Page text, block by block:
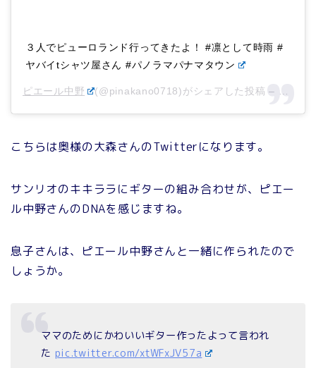
３人でピューロランド行ってきたよ！ #凛として時雨 #
ヤバイtシャツ屋さん #パノラマパナマタウン
ピエール中野 (@pinakano0718)がシェアした投稿 –
こちらは奥様の大森さんのTwitterになります。
サンリオのキキララにギターの組み合わせが、ピエー
ル中野さんのDNAを感じますね。
息子さんは、ピエール中野さんと一緒に作られたので
しょうか。
ママのためにかわいいギター作ったよって言われ
た pic.twitter.com/xtWFxJV57a